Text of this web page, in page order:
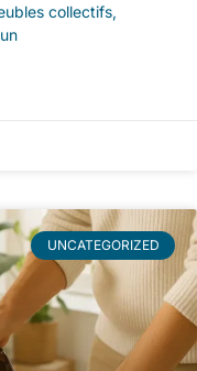
collectifs,
UNCATEGORIZED